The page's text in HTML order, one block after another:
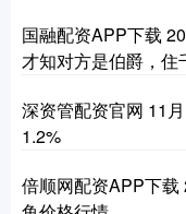
国融配资APP下载
才知对方是伯爵，住
深资管配资官网 11
1.2%
倍顺网配资APP下